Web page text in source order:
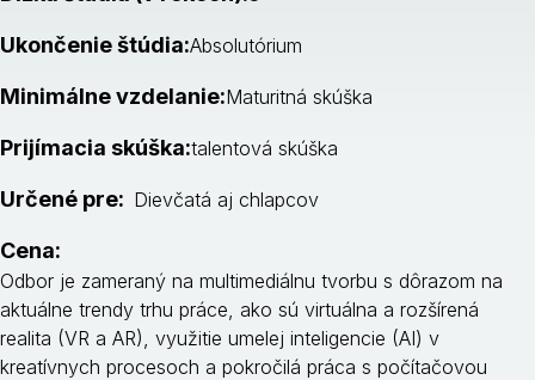
Ukončenie štúdia:Absolutórium
Minimálne vzdelanie:Maturitná skúška
Prijímacia skúška:talentová skúška
Určené pre: Dievčatá aj chlapcov
Cena:
Odbor je zameraný na multimediálnu tvorbu s dôrazom na
aktuálne trendy trhu práce, ako sú virtuálna a rozšírená
realita (VR a AR), využitie umelej inteligencie (AI) v
kreatívnych procesoch a pokročilá práca s počítačovou